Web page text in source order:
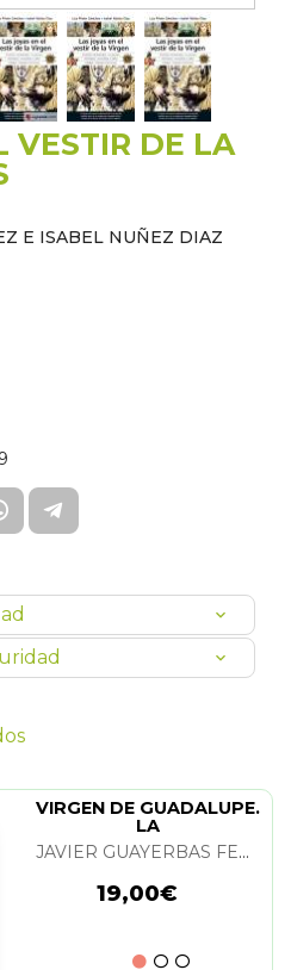
VESTIR DE LA
E ISABEL NUÑEZ DIAZ
VIRGEN DE GUADALUPE.
LA
JAVIER GUAYERBAS FERNANDEZ
19,00€